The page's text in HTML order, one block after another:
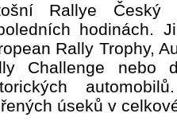
Rallye Český
hodinách.
Rally Trophy,
Challenge nebo
úseků v